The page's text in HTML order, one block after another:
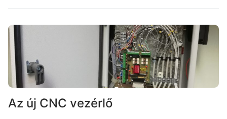
Az új CNC vezérlő